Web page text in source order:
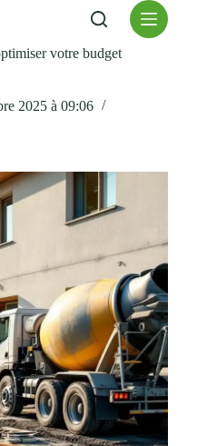
votre budget
2025 à 09:06